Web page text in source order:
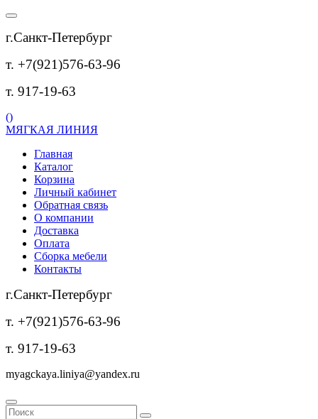
г.Санкт-Петербург
т. +7(921)576-63-96
т. 917-19-63
()
МЯГКАЯ ЛИНИЯ
Главная
Каталог
Корзина
Личный кабинет
Обратная связь
О компании
Доставка
Оплата
Сборка мебели
Контакты
г.Санкт-Петербург
т. +7(921)576-63-96
т. 917-19-63
myagckaya.liniya@yandex.ru